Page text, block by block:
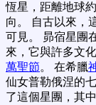
恆星，距離地球
向。 自古以來，
可見。 昴宿星團
來，它與許多文
萬聖節。 在希臘
仙女普勒俄涅的
了這個星團，其